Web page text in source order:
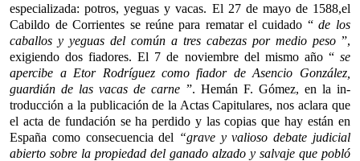
especializada: potros, yeguas y vacas. El 27 de mayo de 1588,el
Cabildo de Corrientes se reúne para rematar el cuidado “de los
caballos y yeguas del común a tres cabezas por medio peso ”,
exigiendo dos fiadores. El 7 de noviembre del mismo año “ se
apercibe a Etor Rodríguez como fiador de Asencio González,
guardián de las vacas de carne ”. Hemán F. Gómez, en la in­
troducción a la publicación de la Actas Capitulares, nos aclara que
el acta de fundación se ha perdido y las copias que hay están en
España como consecuencia del “grave y valioso debate judicial
abierto sobre la propiedad del ganado alzado y salvaje que pobló